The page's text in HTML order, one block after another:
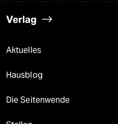
Verlag
Aktuelles
Hausblog
Die Seitenwende